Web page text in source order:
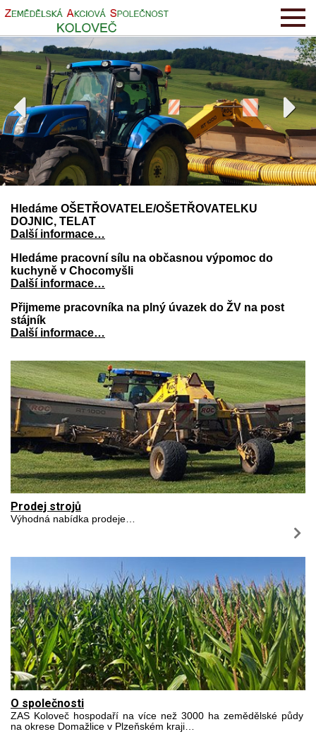
Hledáme OŠETŘOVATELE/OŠETŘOVATELKU
DOJNIC, TELAT
Další informace…
Hledáme pracovní sílu na občasnou výpomoc do
kuchyně v Chocomyšli
Další informace…
Přijmeme pracovníka na plný úvazek do ŽV na post
stájník
Další informace…
Prodej strojů
Výhodná nabídka prodeje…
O společnosti
ZAS Koloveč hospodaří na více než 3000 ha zemědělské půdy
na okrese Domažlice v Plzeňském kraji…